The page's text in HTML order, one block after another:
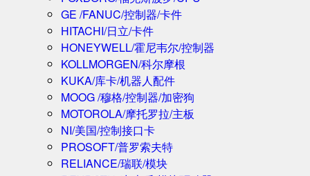
GE /FANUC/控制器/卡件
HITACHI/日立/卡件
HONEYWELL/霍尼韦尔/控制器
KOLLMORGEN/科尔摩根
KUKA/库卡/机器人配件
MOOG /穆格/控制器/加密狗
MOTOROLA/摩托罗拉/主板
NI/美国/控制接口卡
PROSOFT/普罗索夫特
RELIANCE/瑞联/模块